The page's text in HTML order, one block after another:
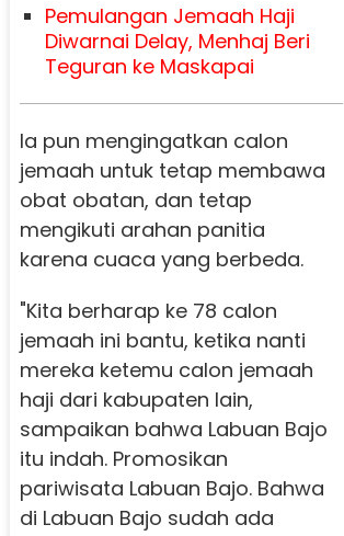
Pemulangan Jemaah Haji
Diwarnai Delay, Menhaj Beri
Teguran ke Maskapai
Ia pun mengingatkan calon
jemaah untuk tetap membawa
obat obatan, dan tetap
mengikuti arahan panitia
karena cuaca yang berbeda.
"Kita berharap ke 78 calon
jemaah ini bantu, ketika nanti
mereka ketemu calon jemaah
haji dari kabupaten lain,
sampaikan bahwa Labuan Bajo
itu indah. Promosikan
pariwisata Labuan Bajo. Bahwa
di Labuan Bajo sudah ada